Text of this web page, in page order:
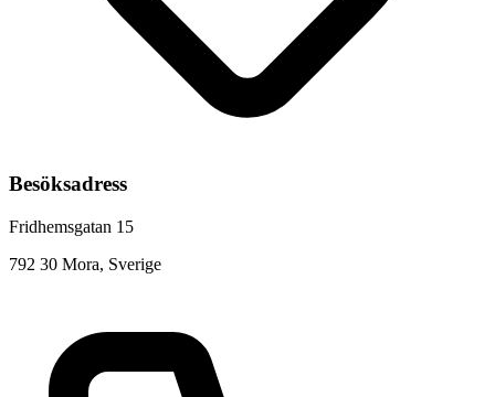
Besöksadress
Fridhemsgatan 15
792 30 Mora, Sverige